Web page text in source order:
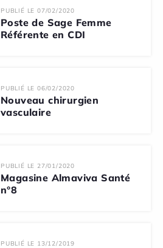
PUBLIÉ LE 07/02/2020
Poste de Sage Femme
Référente en CDI
PUBLIÉ LE 06/02/2020
Nouveau chirurgien
vasculaire
PUBLIÉ LE 27/01/2020
Magasine Almaviva Santé
n°8
PUBLIÉ LE 13/12/2019